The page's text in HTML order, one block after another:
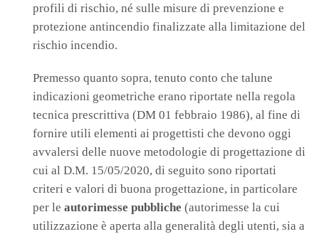
profili di rischio, né sulle misure di prevenzione e
protezione antincendio finalizzate alla limitazione del
rischio incendio.
Premesso quanto sopra, tenuto conto che talune
indicazioni geometriche erano riportate nella regola
tecnica prescrittiva (DM 01 febbraio 1986), al fine di
fornire utili elementi ai progettisti che devono oggi
avvalersi delle nuove metodologie di progettazione di
cui al D.M. 15/05/2020, di seguito sono riportati
criteri e valori di buona progettazione, in particolare
per le autorimesse pubbliche (autorimesse la cui
utilizzazione è aperta alla generalità degli utenti, sia a